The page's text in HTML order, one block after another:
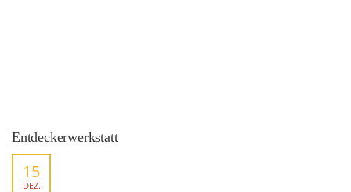
Entdeckerwerkstatt
15
DEZ.